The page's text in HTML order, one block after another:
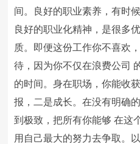
间。良好的职业素养，有时
良好的职业化精神，是很多
质。即便这份工作你不喜欢
待，因为你不仅在浪费公司
的时间。身在职场，你能收
报，二是成长。在没有明确
到极致，把所有你能够 在这
用自己最大的努力去争取。